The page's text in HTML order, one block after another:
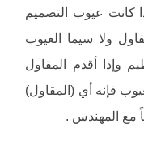
كانت عيوب التصميم
ولا سيما العيوب
وإذا أقدم المقاول
فإنه أي (المقاول)
مع المهندس .